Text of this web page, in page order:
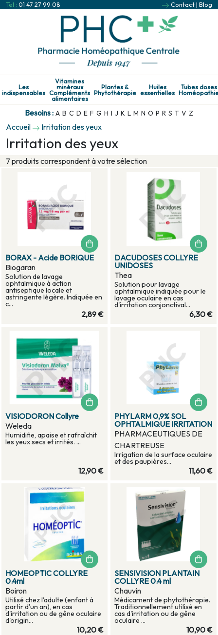
Tel : 01 47 27 99 08 Contact| Blog
Les
indispensables
Vitamines
minéraux
Compléments
alimentaires
Plantes &
Phytothérapie
Huiles
essentielles
Tubes doses
Besoins : A B C D E F G H I J K L M N O P R S T V Z
Accueil Irritation des yeux
Irritation des yeux
7 produits correspondent à votre sélection
BORAX - Acide BORIQUE
Biogaran
Solution de lavage
ophtalmique à action
antiseptique locale et
astringente légère. Indiquée en
c...
2,89 €
DACUDOSES COLLYRE
UNIDOSES
Thea
Solution pour lavage
ophtalmique indiquée pour le
lavage oculaire en cas
d'irritation conjonctival...
6,30 €
VISIODORON Collyre
Weleda
Humidifie, apaise et rafraîchit
les yeux secs et irrités. ...
12,90 €
PHYLARM 0,9% SOL
OPHTALMIQUE IRRITATION
PHARMACEUTIQUES DE
CHARTREUSE
Irrigation de la surface oculaire
et des paupières...
11,60 €
HOMEOPTIC COLLYRE
0.4ml
Boiron
Utilisé chez l'adulte (enfant à
partir d'un an), en cas
d'irritation ou de gêne oculaire
d'origin...
10,20 €
SENSIVISION PLANTAIN
COLLYRE 0.4 ml
Chauvin
Médicament de phytothérapie.
Traditionnellement utilisé en
cas d'irritation ou de gêne
oculaire ...
10,90 €